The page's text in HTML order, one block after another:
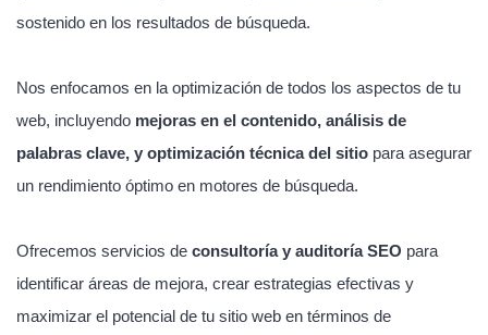
sostenido en los resultados de búsqueda.
Nos enfocamos en la optimización de todos los aspectos de tu
web, incluyendo mejoras en el contenido, análisis de
palabras clave, y optimización técnica del sitio para asegurar
un rendimiento óptimo en motores de búsqueda.
Ofrecemos servicios de consultoría y auditoría SEO para
identificar áreas de mejora, crear estrategias efectivas y
maximizar el potencial de tu sitio web en términos de